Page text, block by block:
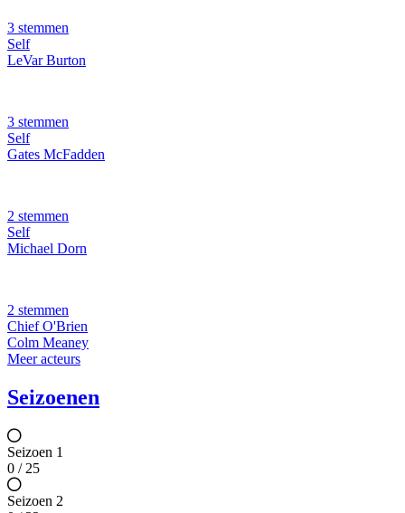
3 stemmen
Self
LeVar Burton
3 stemmen
Self
Gates McFadden
2 stemmen
Self
Michael Dorn
2 stemmen
Chief O'Brien
Colm Meaney
Meer acteurs
Seizoenen
Seizoen 1
0 / 25
Seizoen 2